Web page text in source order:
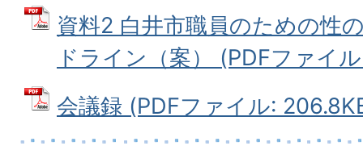
資料2 白井市職員のための性
ドライン（案） (PDFファイ
会議録 (PDFファイル: